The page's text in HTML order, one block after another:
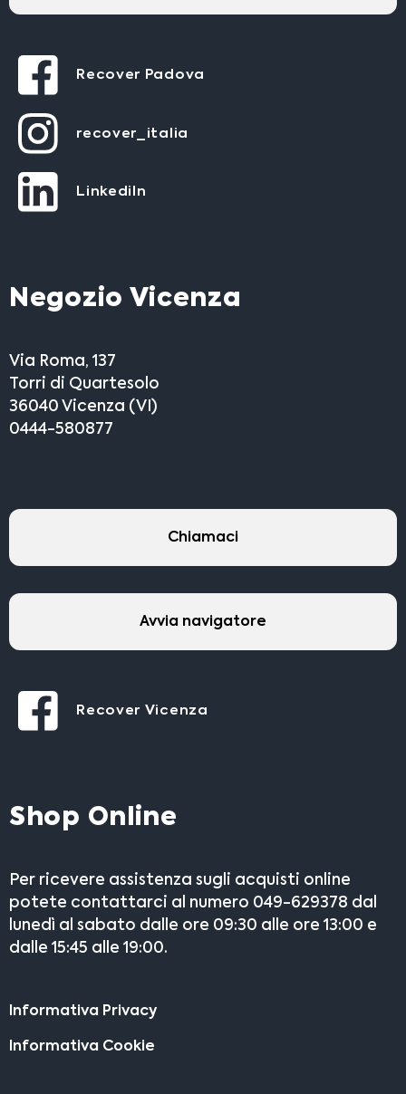
Recover Padova
recover_italia
LinkediIn
Negozio Vicenza
Via Roma, 137
Torri di Quartesolo
36040 Vicenza (VI)
0444-580877
Chiamaci
Avvia navigatore
Recover Vicenza
Shop Online
Per ricevere assistenza sugli acquisti online
potete contattarci al numero 049-629378 dal
lunedì al sabato dalle ore 09:30 alle ore 13:00 e
dalle 15:45 alle 19:00.
Informativa Privacy
Informativa Cookie